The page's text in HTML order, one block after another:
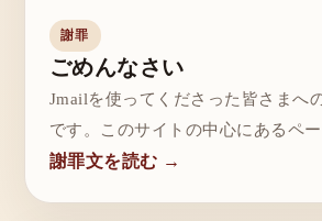
謝罪
ごめんなさい
Jmailを使ってくださった皆さまへ
です。このサイトの中心にあるペー
謝罪文を読む →